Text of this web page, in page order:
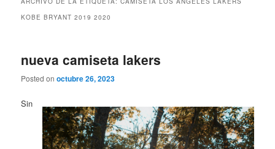
KOBE BRYANT 2019 2020
nueva camiseta lakers
Posted onoctubre 26, 2023
Sin